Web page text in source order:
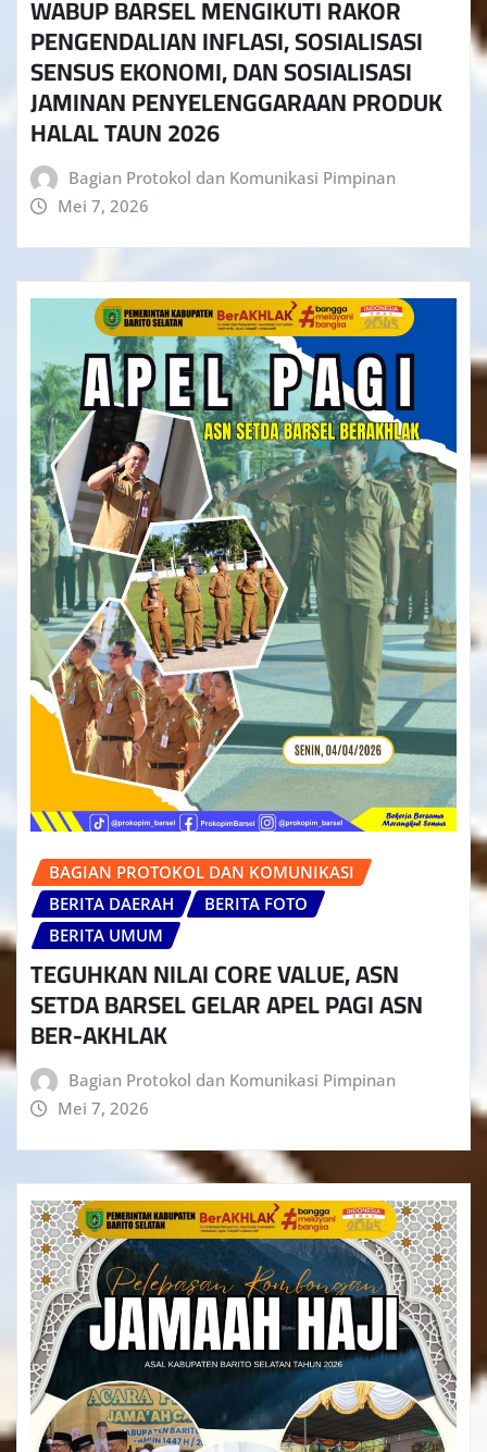
WABUP BARSEL MENGIKUTI RAKOR
PENGENDALIAN INFLASI, SOSIALISASI
SENSUS EKONOMI, DAN SOSIALISASI
JAMINAN PENYELENGGARAAN PRODUK
HALAL TAUN 2026
Bagian Protokol dan Komunikasi Pimpinan
Mei 7, 2026
BAGIAN PROTOKOL DAN KOMUNIKASI
BERITA DAERAH
BERITA FOTO
BERITA UMUM
TEGUHKAN NILAI CORE VALUE, ASN
SETDA BARSEL GELAR APEL PAGI ASN
BER-AKHLAK
Bagian Protokol dan Komunikasi Pimpinan
Mei 7, 2026